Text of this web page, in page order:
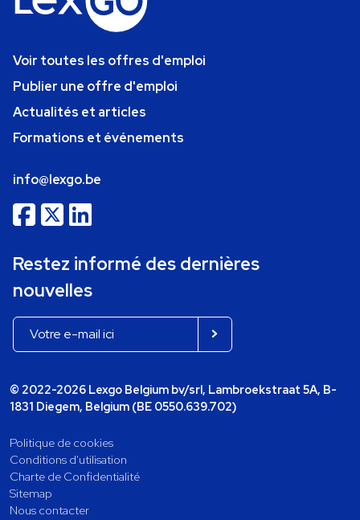
Voir toutes les offres d'emploi
Publier une offre d'emploi
Actualités et articles
Formations et événements
info@lexgo.be
Restez informé des dernières
nouvelles
© 2022-2026 Lexgo Belgium bv/srl, Lambroekstraat 5A, B-
1831 Diegem, Belgium (BE 0550.639.702)
Politique de cookies
Conditions d'utilisation
Charte de Confidentialité
Sitemap
Nous contacter